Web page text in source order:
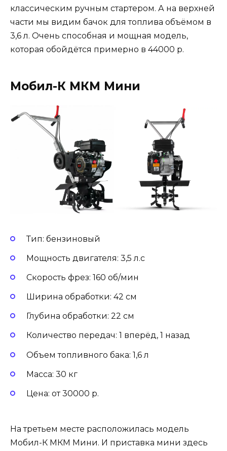
классическим ручным стартером. А на верхней
части мы видим бачок для топлива объёмом в
3,6 л. Очень способная и мощная модель,
которая обойдётся примерно в 44000 р.
Мобил-К МКМ Мини
Тип: бензиновый
Мощность двигателя: 3,5 л.с
Скорость фрез: 160 об/мин
Ширина обработки: 42 см
Глубина обработки: 22 см
Количество передач: 1 вперёд, 1 назад
Объем топливного бака: 1,6 л
Масса: 30 кг
Цена: от 30000 р.
На третьем месте расположилась модель
Мобил-К МКМ Мини. И приставка мини здесь